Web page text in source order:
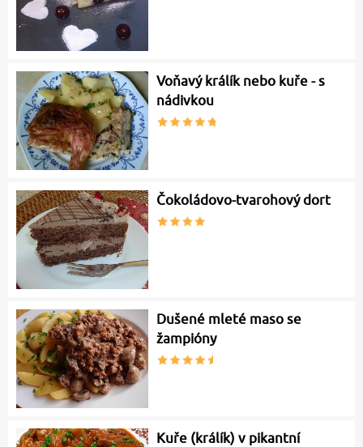
Voňavý králík nebo kuře - s
nádivkou
Čokoládovo-tvarohový dort
Dušené mleté maso se
žampióny
Kuře (králík) v pikantní